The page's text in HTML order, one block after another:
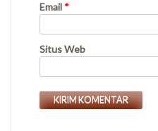
Email *
Situs Web